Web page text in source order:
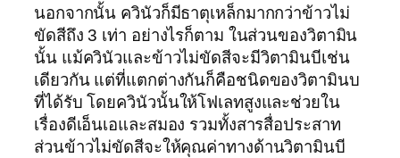
นอกจากนั้น ควินัวก็มีธาตุเหล็กมากกว่าข้าวไม่
ขัดสีถึง 3 เท่า อย่างไรก็ตาม ในส่วนของวิตามิน
นั้น แม้ควินัวและข้าวไม่ขัดสีจะมีวิตามินบีเช่น
เดียวกัน แต่ที่แตกต่างกันก็คือชนิดของวิตามินบ
ที่ได้รับ โดยควินัวนั้นให้โฟเลทสูงและช่วยใน
เรื่องดีเอ็นเอและสมอง รวมทั้งสารสื่อประสาท
ส่วนข้าวไม่ขัดสีจะให้คุณค่าทางด้านวิตามินบี